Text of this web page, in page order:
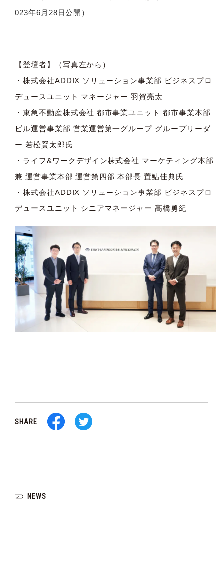
023年6月28日公開）
【登壇者】（写真左から）
・株式会社ADDIX ソリューション事業部 ビジネスプロ
デュースユニット マネージャー 羽賀亮太
・東急不動産株式会社 都市事業ユニット 都市事業本部
ビル運営事業部 営業運営第一グループ グループリーダ
ー 若松賢太郎氏
・ライフ&ワークデザイン株式会社 マーケティング本部
兼 運営事業本部 運営第四部 本部長 置鮎佳典氏
・株式会社ADDIX ソリューション事業部 ビジネスプロ
デュースユニット シニアマネージャー 髙橋勇紀
SHARE
NEWS